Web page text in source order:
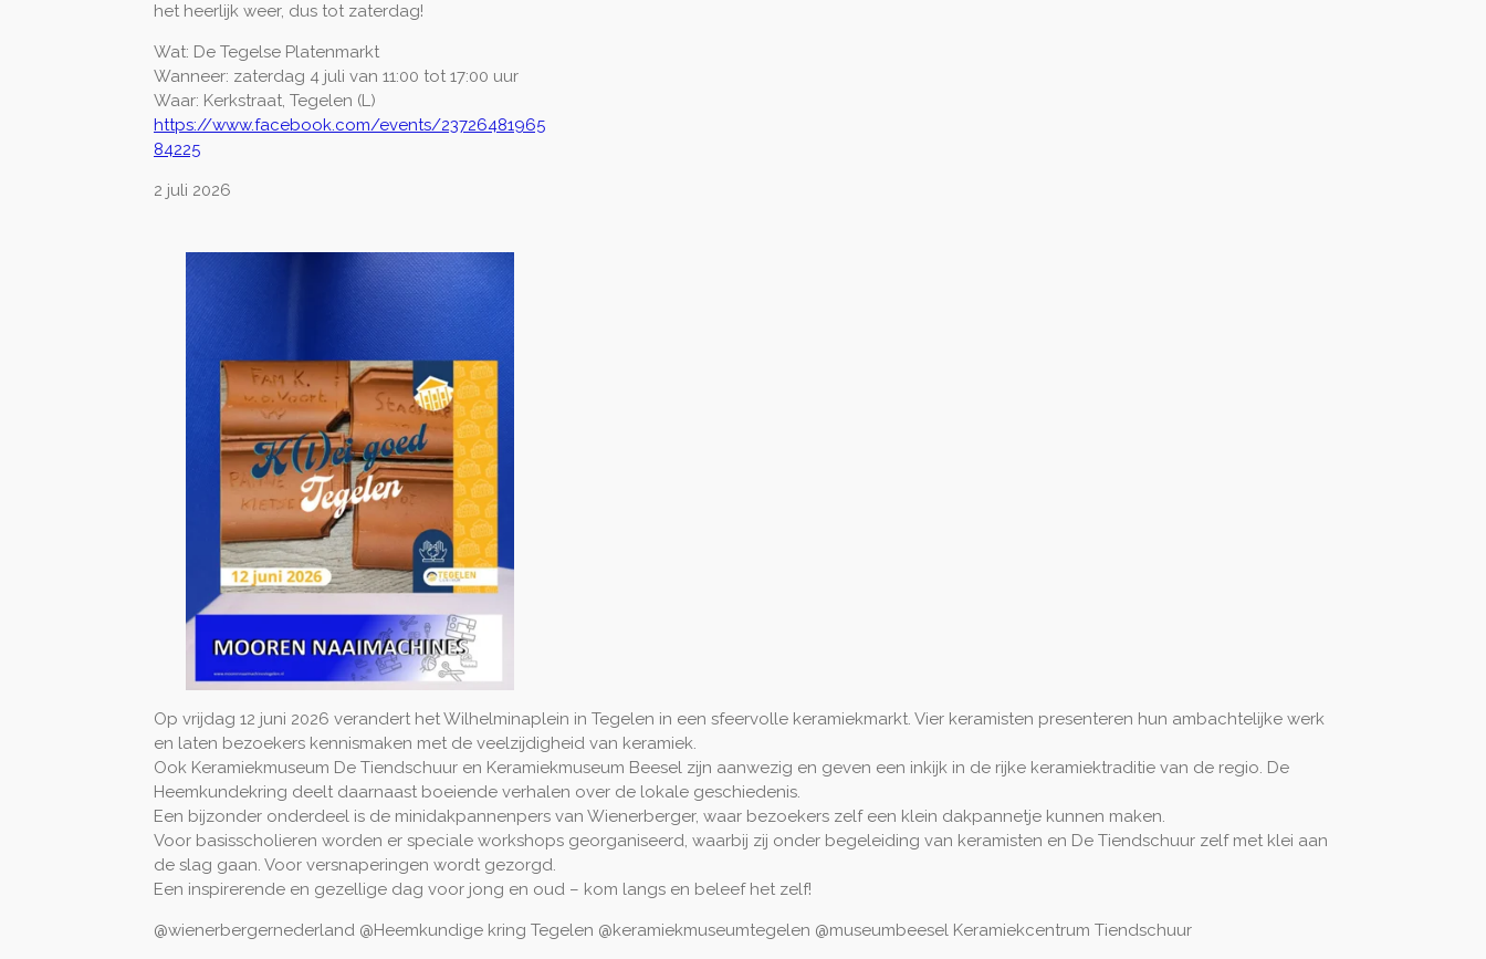
het heerlijk weer, dus tot zaterdag!
Wat: De Tegelse Platenmarkt
Wanneer: zaterdag 4 juli van 11:00 tot 17:00 uur
Waar: Kerkstraat, Tegelen (L)
https://www.facebook.com/events/23726481965
84225
2 juli 2026
Op vrijdag 12 juni 2026 verandert het Wilhelminaplein in Tegelen in een sfeervolle keramiekmarkt. Vier keramisten presenteren hun ambachtelijke werk
en laten bezoekers kennismaken met de veelzijdigheid van keramiek.
Ook Keramiekmuseum De Tiendschuur en Keramiekmuseum Beesel zijn aanwezig en geven een inkijk in de rijke keramiektraditie van de regio. De
Heemkundekring deelt daarnaast boeiende verhalen over de lokale geschiedenis.
Een bijzonder onderdeel is de minidakpannenpers van Wienerberger, waar bezoekers zelf een klein dakpannetje kunnen maken.
Voor basisscholieren worden er speciale workshops georganiseerd, waarbij zij onder begeleiding van keramisten en De Tiendschuur zelf met klei aan
de slag gaan. Voor versnaperingen wordt gezorgd.
Een inspirerende en gezellige dag voor jong en oud – kom langs en beleef het zelf!
@wienerbergernederland @Heemkundige kring Tegelen @keramiekmuseumtegelen @museumbeesel Keramiekcentrum Tiendschuur